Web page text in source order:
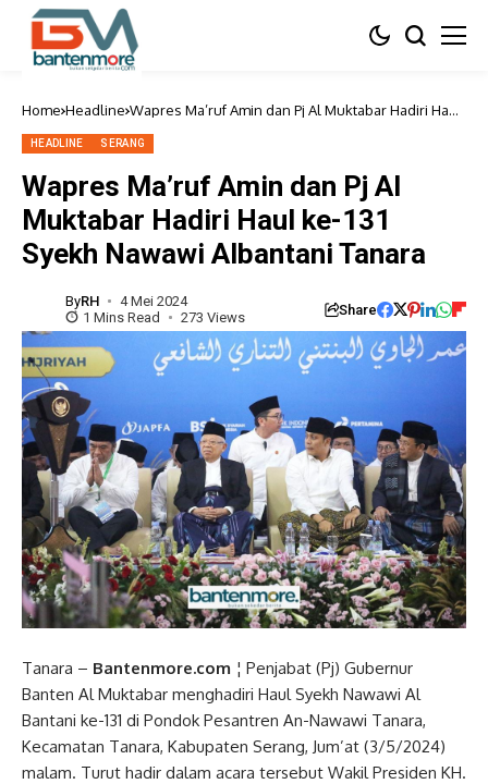
Home Headline Wapres Ma’ruf Amin dan Pj Al Muktabar Hadiri Haul
HEADLINE SERANG
Wapres Ma’ruf Amin dan Pj Al
Muktabar Hadiri Haul ke-131
Syekh Nawawi Albantani Tanara
ByRH
4 Mei 2024
1 Mins Read
273 Views Share
Tanara – Bantenmore.com ¦ Penjabat (Pj) Gubernur
Banten Al Muktabar menghadiri Haul Syekh Nawawi Al
Bantani ke-131 di Pondok Pesantren An-Nawawi Tanara,
Kecamatan Tanara, Kabupaten Serang, Jum’at (3/5/2024)
malam. Turut hadir dalam acara tersebut Wakil Presiden KH.